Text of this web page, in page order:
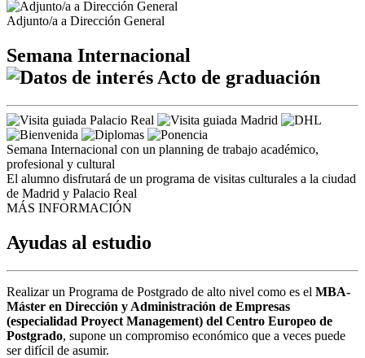
Adjunto/a a Dirección General
Semana Internacional
Acto de graduación
Semana Internacional con un planning de trabajo académico,
profesional y cultural
El alumno disfrutará de un programa de visitas culturales a la ciudad
de Madrid y Palacio Real
MÁS INFORMACIÓN
Ayudas al estudio
Realizar un Programa de Postgrado de alto nivel como es el MBA-
Máster en Dirección y Administración de Empresas
(especialidad Proyect Management) del Centro Europeo de
Postgrado, supone un compromiso económico que a veces puede
ser difícil de asumir.